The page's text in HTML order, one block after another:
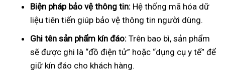
Biện pháp bảo vệ thông tin: Hệ thống mã hóa dữ
liệu tiên tiến giúp bảo vệ thông tin người dùng.
Ghi tên sản phẩm kín đáo: Trên bao bì, sản phẩm
sẽ được ghi là “đồ điện tử” hoặc “dụng cụ y tế” để
giữ kín đáo cho khách hàng.